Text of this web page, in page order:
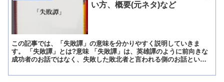
い方、概要(元ネタ)など
この記事では、「失敗譚」の意味を分かりやすく説明していきま
す。 「失敗譚」とは?意味 「失敗譚」は、英雄譚のように前向きな
成功者のお話ではなく、失敗した敗北者と言われる側のお話という